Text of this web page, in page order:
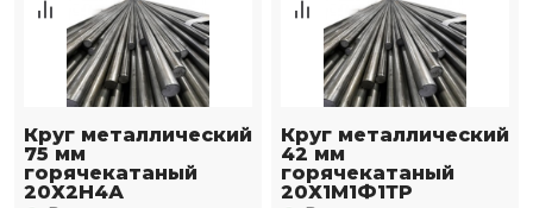
Круг металлический
75 мм
горячекатаный
20Х2Н4А
Круг металлический
42 мм
горячекатаный
20Х1М1Ф1ТР